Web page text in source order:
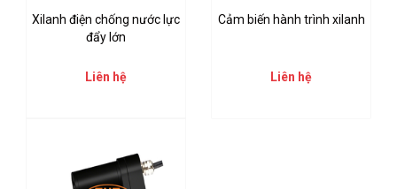
Xilanh điện chống nước lực
đẩy lớn
Liên hệ
Cảm biến hành trình xilanh
Liên hệ